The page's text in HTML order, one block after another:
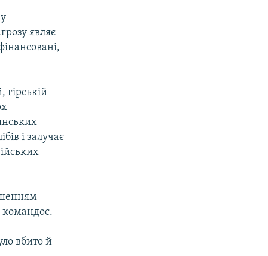
являє
гірській
і залучає
командос.
вбито й